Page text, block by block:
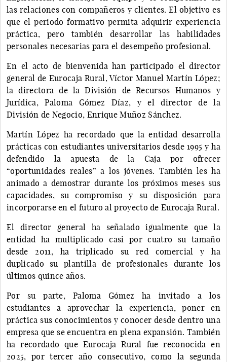
las relaciones con compañeros y clientes. El objetivo es
que el periodo formativo permita adquirir experiencia
práctica, pero también desarrollar las habilidades
personales necesarias para el desempeño profesional.
En el acto de bienvenida han participado el director
general de Eurocaja Rural, Víctor Manuel Martín López;
la directora de la División de Recursos Humanos y
Jurídica, Paloma Gómez Díaz, y el director de la
División de Negocio, Enrique Muñoz Sánchez.
Martín López ha recordado que la entidad desarrolla
prácticas con estudiantes universitarios desde 1995 y ha
defendido la apuesta de la Caja por ofrecer
“oportunidades reales” a los jóvenes. También les ha
animado a demostrar durante los próximos meses sus
capacidades, su compromiso y su disposición para
incorporarse en el futuro al proyecto de Eurocaja Rural.
El director general ha señalado igualmente que la
entidad ha multiplicado casi por cuatro su tamaño
desde 2011, ha triplicado su red comercial y ha
duplicado su plantilla de profesionales durante los
últimos quince años.
Por su parte, Paloma Gómez ha invitado a los
estudiantes a aprovechar la experiencia, poner en
práctica sus conocimientos y conocer desde dentro una
empresa que se encuentra en plena expansión. También
ha recordado que Eurocaja Rural fue reconocida en
2025, por tercer año consecutivo, como la segunda